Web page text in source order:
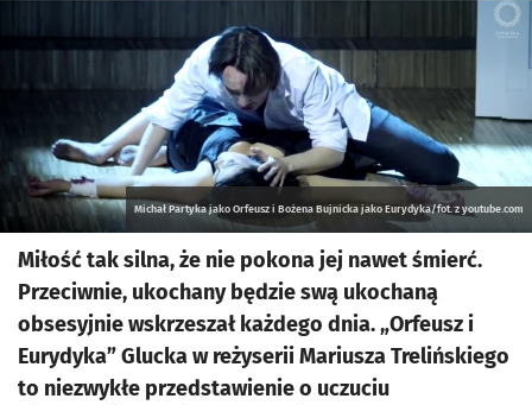
Michał Partyka jako Orfeusz i Bożena Bujnicka jako Eurydyka/fot. z youtube.com
Miłość tak silna, że nie pokona jej nawet śmierć.
Przeciwnie, ukochany będzie swą ukochaną
obsesyjnie wskrzeszał każdego dnia. „Orfeusz i
Eurydyka” Glucka w reżyserii Mariusza Trelińskiego
to niezwykłe przedstawienie o uczuciu